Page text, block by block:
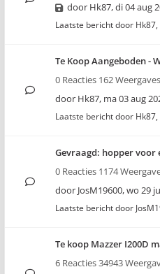
door Hk87,di 04 aug
Laatste bericht door Hk87,
Te Koop Aangeboden -
0 Reacties 162 Weergaves
door Hk87, ma 03 aug
Laatste bericht door Hk87,
Gevraagd: hopper voor
0 Reacties 1174
door JosM19600,wo 29
Laatste bericht door
Te koop Mazzer I200D
6 Reacties 34943